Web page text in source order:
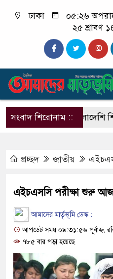
ঢাকা
০৫:২৬
২৫ শ্রাবণ
সংবাদ শিরোনাম ::
ভারতে বাংলাদেশি
প্রচ্ছদ জাতীয়
এইচএসসি পরীক্ষা শুরু
আমাদের মার্তৃভূমি ডেস্ক :
আপডেট সময় ০৯:৩১:৫৬ পূর্বাহ্ন,
৭৮৫ বার পড়া হয়েছে